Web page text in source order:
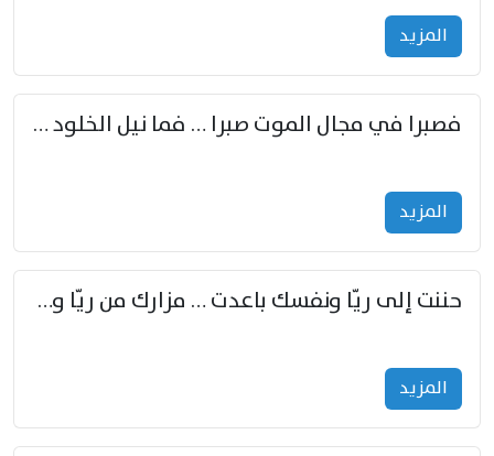
المزید
فصبرا في مجال الموت صبرا … فما نيل الخلود بمستطاع
المزید
حننت إلى ريّا ونفسك باعدت … مزارك من ريّا وشعباكما معا
المزید